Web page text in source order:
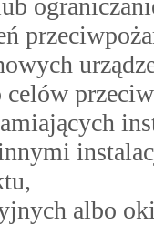
celów
albo